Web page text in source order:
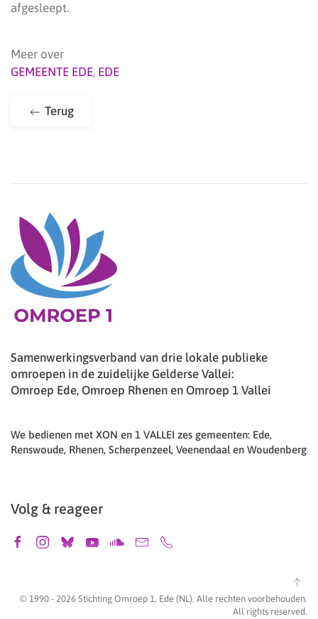
afgesleept.
Meer over
GEMEENTE EDE, EDE
Terug
Samenwerkingsverband van drie lokale publieke
omroepen in de zuidelijke Gelderse Vallei:
Omroep Ede, Omroep Rhenen en Omroep 1 Vallei
We bedienen met XON en 1 VALLEI zes gemeenten: Ede,
Renswoude, Rhenen, Scherpenzeel, Veenendaal en Woudenberg
Volg & reageer
© 1990 - 2026 Stichting Omroep 1, Ede (NL). Alle rechten voorbehouden.
All rights reserved.